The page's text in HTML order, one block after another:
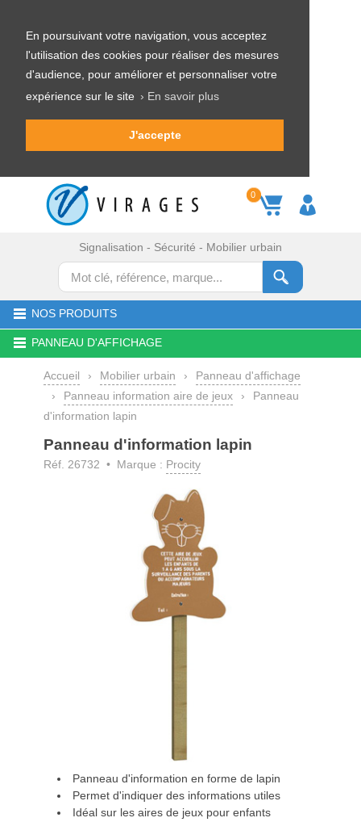
En poursuivant votre navigation, vous acceptez
l'utilisation des cookies pour réaliser des mesures
d'audience, pour améliorer et personnaliser votre
expérience sur le site › En savoir plus
J'accepte
0
Signalisation - Sécurité - Mobilier urbain
NOS PRODUITS
PANNEAU D'AFFICHAGE
Accueil › Mobilier urbain ›
Panneau d'affichage
›
Panneau information aire de jeux ›
Panneau
d'information lapin
Panneau d'information lapin
Réf. 26732 • Marque : Procity
Panneau d'information en forme de lapin
Permet d'indiquer des informations utiles
Idéal sur les aires de jeux pour enfants